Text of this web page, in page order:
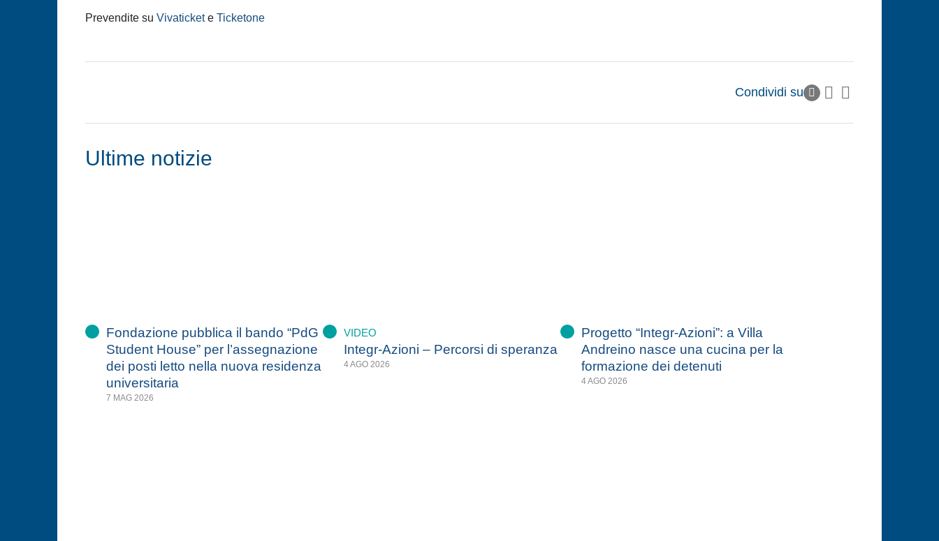
Prevendite su Vivatickete Ticketone
Condividi su
Ultime notizie
Fondazione pubblica il bando “PdG
Student House” per l’assegnazione
dei posti letto nella nuova residenza
universitaria
7 MAG 2026
VIDEO
Integr-Azioni – Percorsi di speranza
4 AGO 2026
Progetto “Integr-Azioni”: a Villa
Andreino nasce una cucina per la
formazione dei detenuti
4 AGO 2026